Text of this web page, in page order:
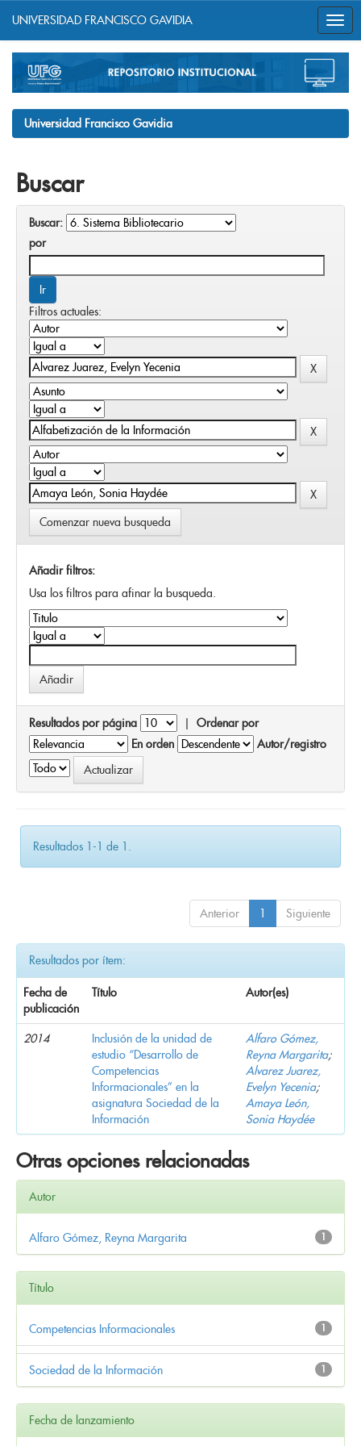
navigation
UNIVERSIDAD FRANCISCO GAVIDIA
Universidad Francisco Gavidia
Buscar
Buscar:
por
Filtros actuales:
Comenzar nueva busqueda
Añadir filtros:
Usa los filtros para afinar la busqueda.
Resultados por página | Ordenar por
En orden
Autor/registro
Resultados 1-1 de 1.
Anterior 1 Siguiente
Resultados por ítem:
Fecha de
publicación
Título Autor(es)
2014
Inclusión de la unidad de
estudio “Desarrollo de
Competencias
Informacionales” en la
asignatura Sociedad de la
Información
Alfaro Gómez,
Reyna Margarita;
Alvarez Juarez,
Evelyn Yecenia;
Amaya León,
Sonia Haydée
Otras opciones relacionadas
Autor
1
Alfaro Gómez, Reyna Margarita
Título
1
Competencias Informacionales
1
Sociedad de la Información
Fecha de lanzamiento